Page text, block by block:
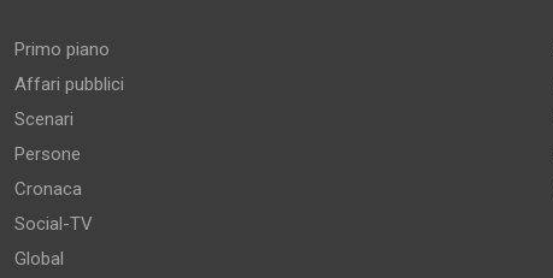
Primo piano
Affari pubblici
Scenari
Persone
Cronaca
Social-TV
Global